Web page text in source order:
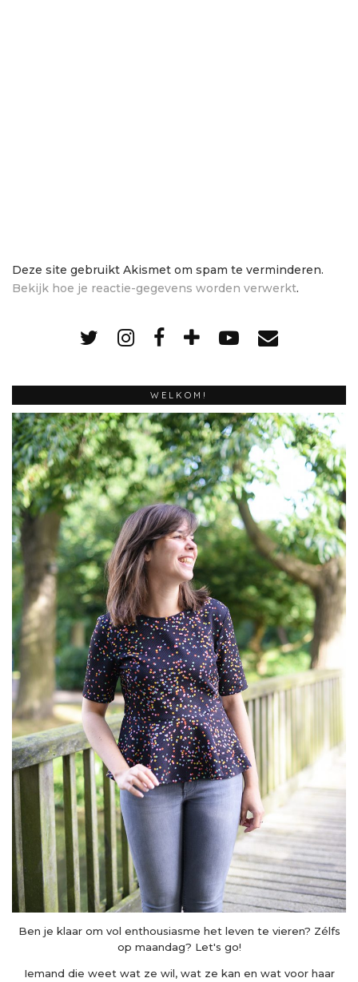
Deze site gebruikt Akismet om spam te verminderen.
Bekijk hoe je reactie-gegevens worden verwerkt.
WELKOM!
Ben je klaar om vol enthousiasme het leven te vieren? Zélfs
op maandag? Let's go!
Iemand die weet wat ze wil, wat ze kan en wat voor haar